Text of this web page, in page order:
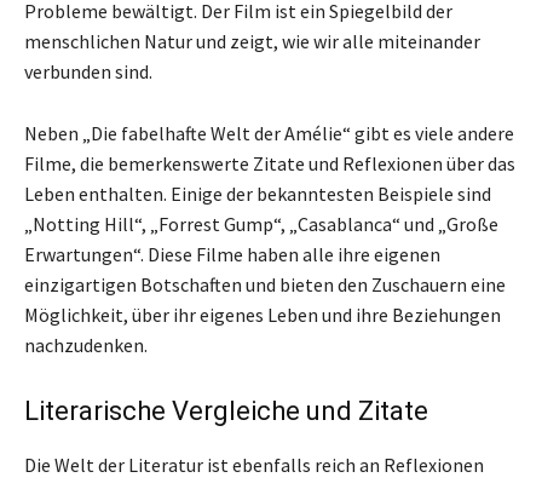
Probleme bewältigt. Der Film ist ein Spiegelbild der
menschlichen Natur und zeigt, wie wir alle miteinander
verbunden sind.
Neben „Die fabelhafte Welt der Amélie“ gibt es viele andere
Filme, die bemerkenswerte Zitate und Reflexionen über das
Leben enthalten. Einige der bekanntesten Beispiele sind
„Notting Hill“, „Forrest Gump“, „Casablanca“ und „Große
Erwartungen“. Diese Filme haben alle ihre eigenen
einzigartigen Botschaften und bieten den Zuschauern eine
Möglichkeit, über ihr eigenes Leben und ihre Beziehungen
nachzudenken.
Literarische Vergleiche und Zitate
Die Welt der Literatur ist ebenfalls reich an Reflexionen